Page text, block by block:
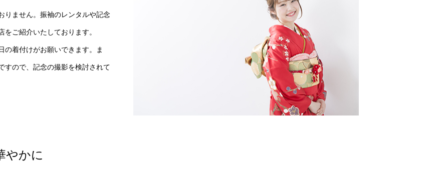
りません。振袖のレンタルや記念
ご紹介いたしております。
の着付けがお願いできます。ま
すので、記念の撮影を検討されて
やかに